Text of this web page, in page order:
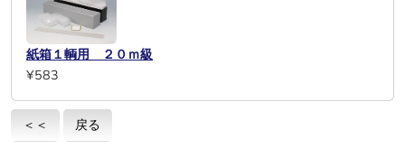
紙箱１輌用 ２０ｍ級
¥583
＜＜ 戻る